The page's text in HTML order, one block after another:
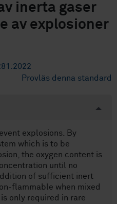
inerta gaser
av explosioner
Provläs denna standard
explosions. By
which is to be
the oxygen content is
until no
of sufficient inert
flammable when mixed
only required in rare